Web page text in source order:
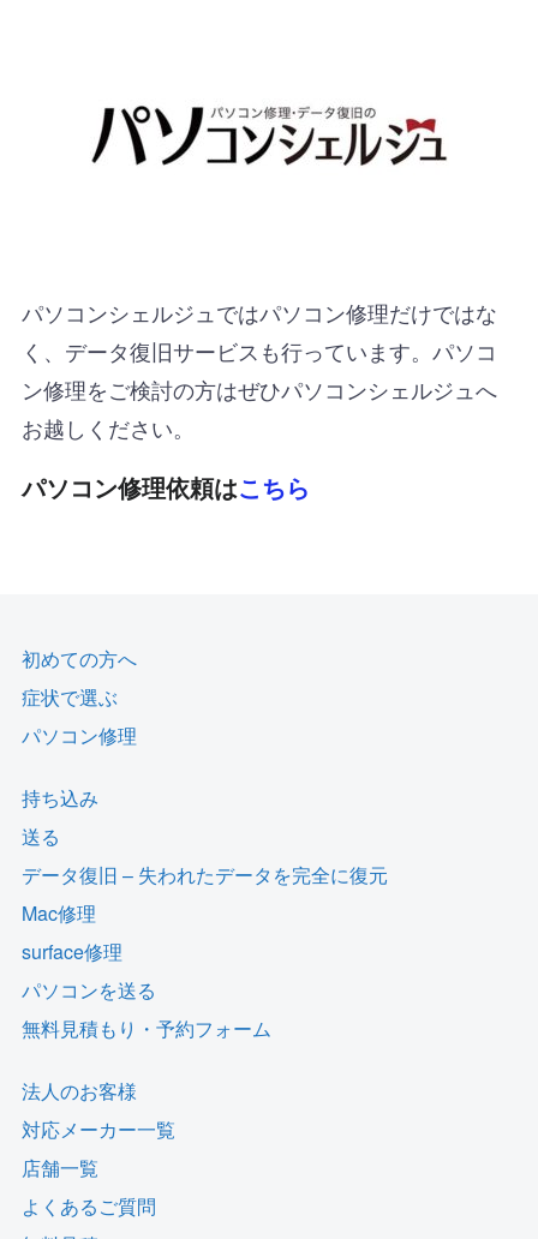
パソコンシェルジュではパソコン修理だけではな
く、データ復旧サービスも行っています。パソコ
ン修理をご検討の方はぜひパソコンシェルジュへ
お越しください。
パソコン修理依頼はこちら
初めての方へ
症状で選ぶ
パソコン修理
持ち込み
送る
データ復旧 – 失われたデータを完全に復元
Mac修理
surface修理
パソコンを送る
無料見積もり・予約フォーム
法人のお客様
対応メーカー一覧
店舗一覧
よくあるご質問